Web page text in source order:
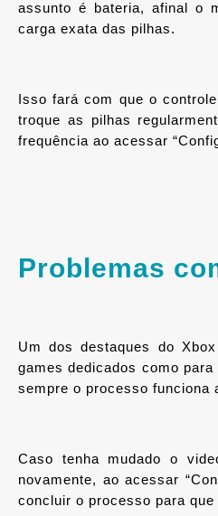
assunto é bateria, afinal o
carga exata das pilhas.
Isso fará com que o
troque as pilhas
frequência ao acessar
Problemas
Um dos destaques do
games dedicados como
sempre o processo funciona
Caso tenha mudado o
novamente, ao acessar
concluir o processo para